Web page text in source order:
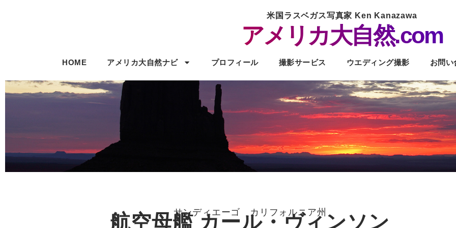
米国ラスベガス写真家 Ken Kanazawa
アメリカ大自然.com
HOME アメリカ大自然ナビ プロフィール 撮影サービス ウエディング撮影 お問い
サンディエーゴ カリフォルニア州
航空母艦 カール・ヴィンソン